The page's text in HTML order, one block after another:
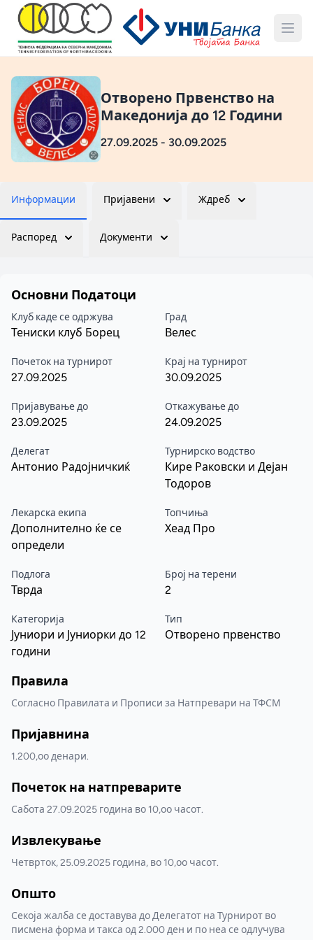
Отворено Првенство на
Македонија до 12 Години
27.09.2025 - 30.09.2025
Информации Пријавени Ждреб
Распоред Документи
Основни Податоци
Клуб каде се одржува
Тениски клуб Борец
Град
Велес
Почеток на турнирот
27.09.2025
Крај на турнирот
30.09.2025
Пријавување до
23.09.2025
Откажување до
24.09.2025
Делегат
Антонио Радојничкиќ
Турнирско водство
Кире Раковски и Дејан
Тодоров
Лекарска екипа
Дополнително ќе се
определи
Топчиња
Хеад Про
Подлога
Тврда
Број на терени
2
Категорија
Јуниори и Јуниорки до 12
години
Тип
Отворено првенство
Правила
Согласно Правилата и Прописи за Натпревари на ТФСМ
Пријавнина
1.200,оо денари.
Почеток на натпреварите
Сабота 27.09.2025 година во 10,оо часот.
Извлекување
Четврток, 25.09.2025 година, во 10,оо часот.
Општо
Секоја жалба се доставува до Делегатот на Турнирот во
писмена форма и такса од 2.000 ден и по неа се одлучува